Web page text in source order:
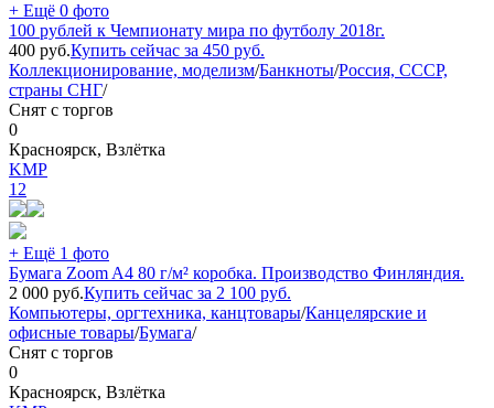
+ Ещё 0 фото
100 рублей к Чемпионату мира по футболу 2018г.
400 руб.Купить сейчас за 450 руб.
Коллекционирование, моделизм/Банкноты/Россия, СССР,
страны СНГ/
Снят с торгов
0
Красноярск, Взлётка
KMP
12
+ Ещё 1 фото
Бумага Zoom A4 80 г/м² коробка. Производство Финляндия.
2 000 руб.Купить сейчас за 2 100 руб.
Компьютеры, оргтехника, канцтовары/Канцелярские и
офисные товары/Бумага/
Снят с торгов
0
Красноярск, Взлётка